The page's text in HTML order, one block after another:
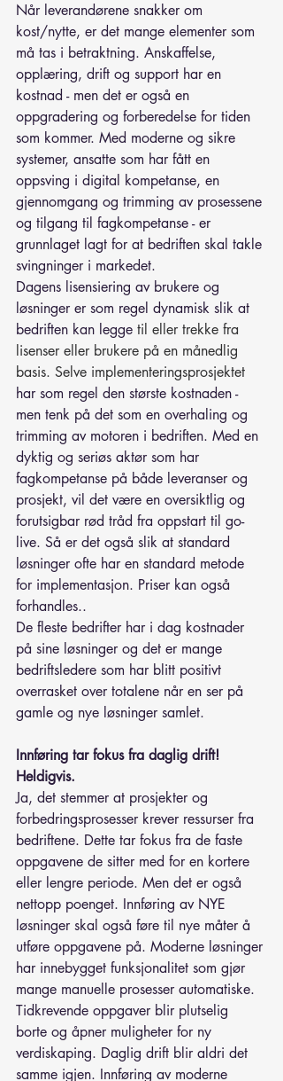
Når leverandørene snakker om
kost/nytte, er det mange elementer som
må tas i betraktning. Anskaffelse,
opplæring, drift og support har en
kostnad - men det er også en
oppgradering og forberedelse for tiden
som kommer. Med moderne og sikre
systemer, ansatte som har fått en
oppsving i digital kompetanse, en
gjennomgang og trimming av prosessene
og tilgang til fagkompetanse - er
grunnlaget lagt for at bedriften skal takle
svingninger i markedet.
Dagens lisensiering av brukere og
løsninger er som regel dynamisk slik at
bedriften kan legge til eller trekke fra
lisenser eller brukere på en månedlig
basis. Selve implementeringsprosjektet
har som regel den største kostnaden -
men tenk på det som en overhaling og
trimming av motoren i bedriften. Med en
dyktig og seriøs aktør som har
fagkompetanse på både leveranser og
prosjekt, vil det være en oversiktlig og
forutsigbar rød tråd fra oppstart til go-
live. Så er det også slik at standard
løsninger ofte har en standard metode
for implementasjon. Priser kan også
forhandles..
De fleste bedrifter har i dag kostnader
på sine løsninger og det er mange
bedriftsledere som har blitt positivt
overrasket over totalene når en ser på
gamle og nye løsninger samlet.
Innføring tar fokus fra daglig drift!
Heldigvis.
Ja, det stemmer at prosjekter og
forbedringsprosesser krever ressurser fra
bedriftene. Dette tar fokus fra de faste
oppgavene de sitter med for en kortere
eller lengre periode. Men det er også
nettopp poenget. Innføring av NYE
løsninger skal også føre til nye måter å
utføre oppgavene på. Moderne løsninger
har innebygget funksjonalitet som gjør
mange manuelle prosesser automatiske.
Tidkrevende oppgaver blir plutselig
borte og åpner muligheter for ny
verdiskaping. Daglig drift blir aldri det
samme igjen. Innføring av moderne